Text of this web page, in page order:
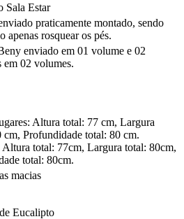
Sala Estar
praticamente montado, sendo
apenas rosquear os pés.
enviado em 01 volume e 02
em 02 volumes.
Altura total: 77 cm, Largura
cm, Profundidade total: 80 cm.
Altura total: 77cm, Largura total: 80cm,
total: 80cm.
macias
Eucalipto